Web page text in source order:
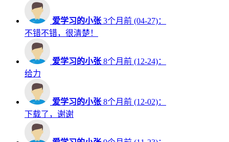
爱学习的小张 3个月前 (04-27)：
不错不错，很清楚！
爱学习的小张 8个月前 (12-24)：
给力
爱学习的小张 8个月前 (12-02)：
下载了，谢谢